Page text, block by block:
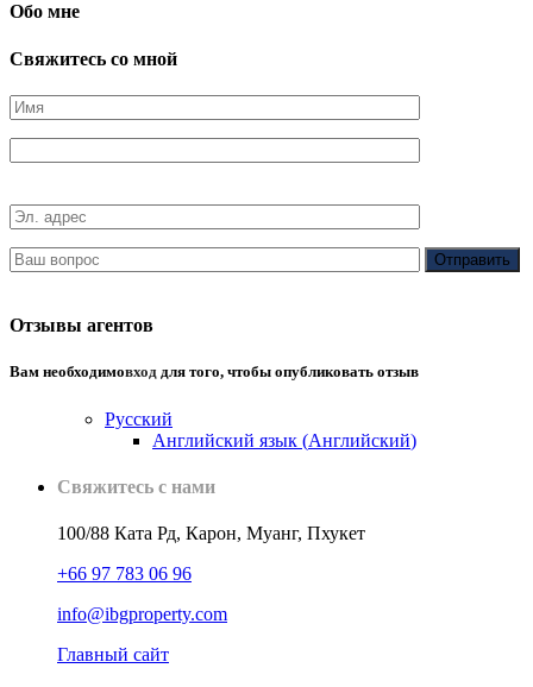
Обо мне
Свяжитесь со мной
Отзывы агентов
Вам необходимовход для того, чтобы опубликовать отзыв
Русский
Английский язык (Английский)
Свяжитесь с нами
100/88 Ката Рд, Карон, Муанг, Пхукет
+66 97 783 06 96
info@ibgproperty.com
Главный сайт